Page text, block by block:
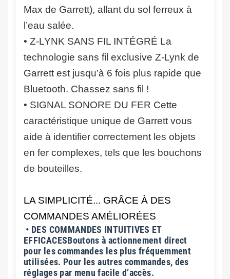
Max de Garrett), allant du sol ferreux à
l’eau salée.
• Z-LYNK SANS FIL INTÉGRÉ La
technologie sans fil exclusive Z-Lynk de
Garrett est jusqu’à 6 fois plus rapide que
Bluetooth. Chassez sans fil !
• SIGNAL SONORE DU FER Cette
caractéristique unique de Garrett vous
aide à identifier correctement les objets
en fer complexes, tels que les bouchons
de bouteilles.
LA SIMPLICITÉ... GRÂCE À DES
COMMANDES AMÉLIORÉES
• DES COMMANDES INTUITIVES ET
EFFICACESBoutons à actionnement direct
pour les commandes les plus fréquemment
utilisées. Pour les autres commandes, des
réglages par menu facile d’accès.